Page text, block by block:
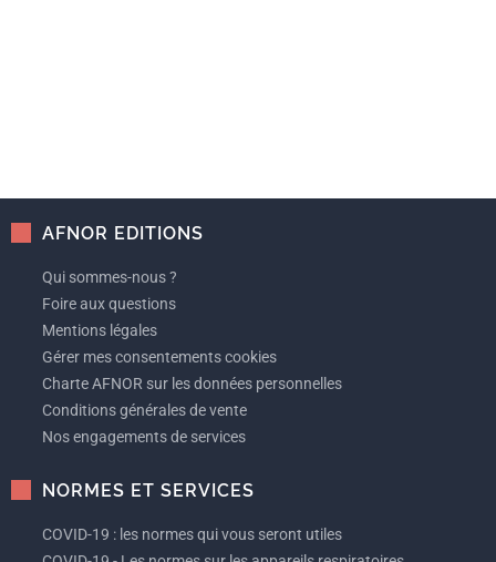
AFNOR EDITIONS
Qui sommes-nous ?
Foire aux questions
Mentions légales
Gérer mes consentements cookies
Charte AFNOR sur les données personnelles
Conditions générales de vente
Nos engagements de services
NORMES ET SERVICES
COVID-19 : les normes qui vous seront utiles